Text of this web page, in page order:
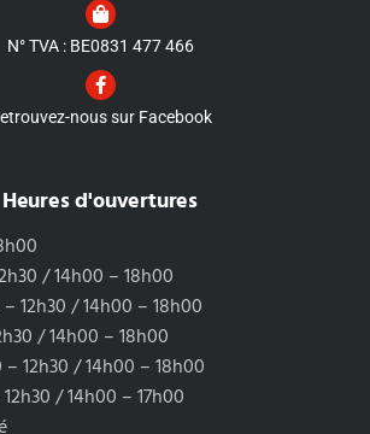
N° TVA : BE0831 477 466
nous sur Facebook
Heures d'ouvertures
/ 14h00 – 18h00
12h30 / 14h00 – 18h00
/ 14h00 – 18h00
12h30 / 14h00 – 18h00
/ 14h00 – 17h00